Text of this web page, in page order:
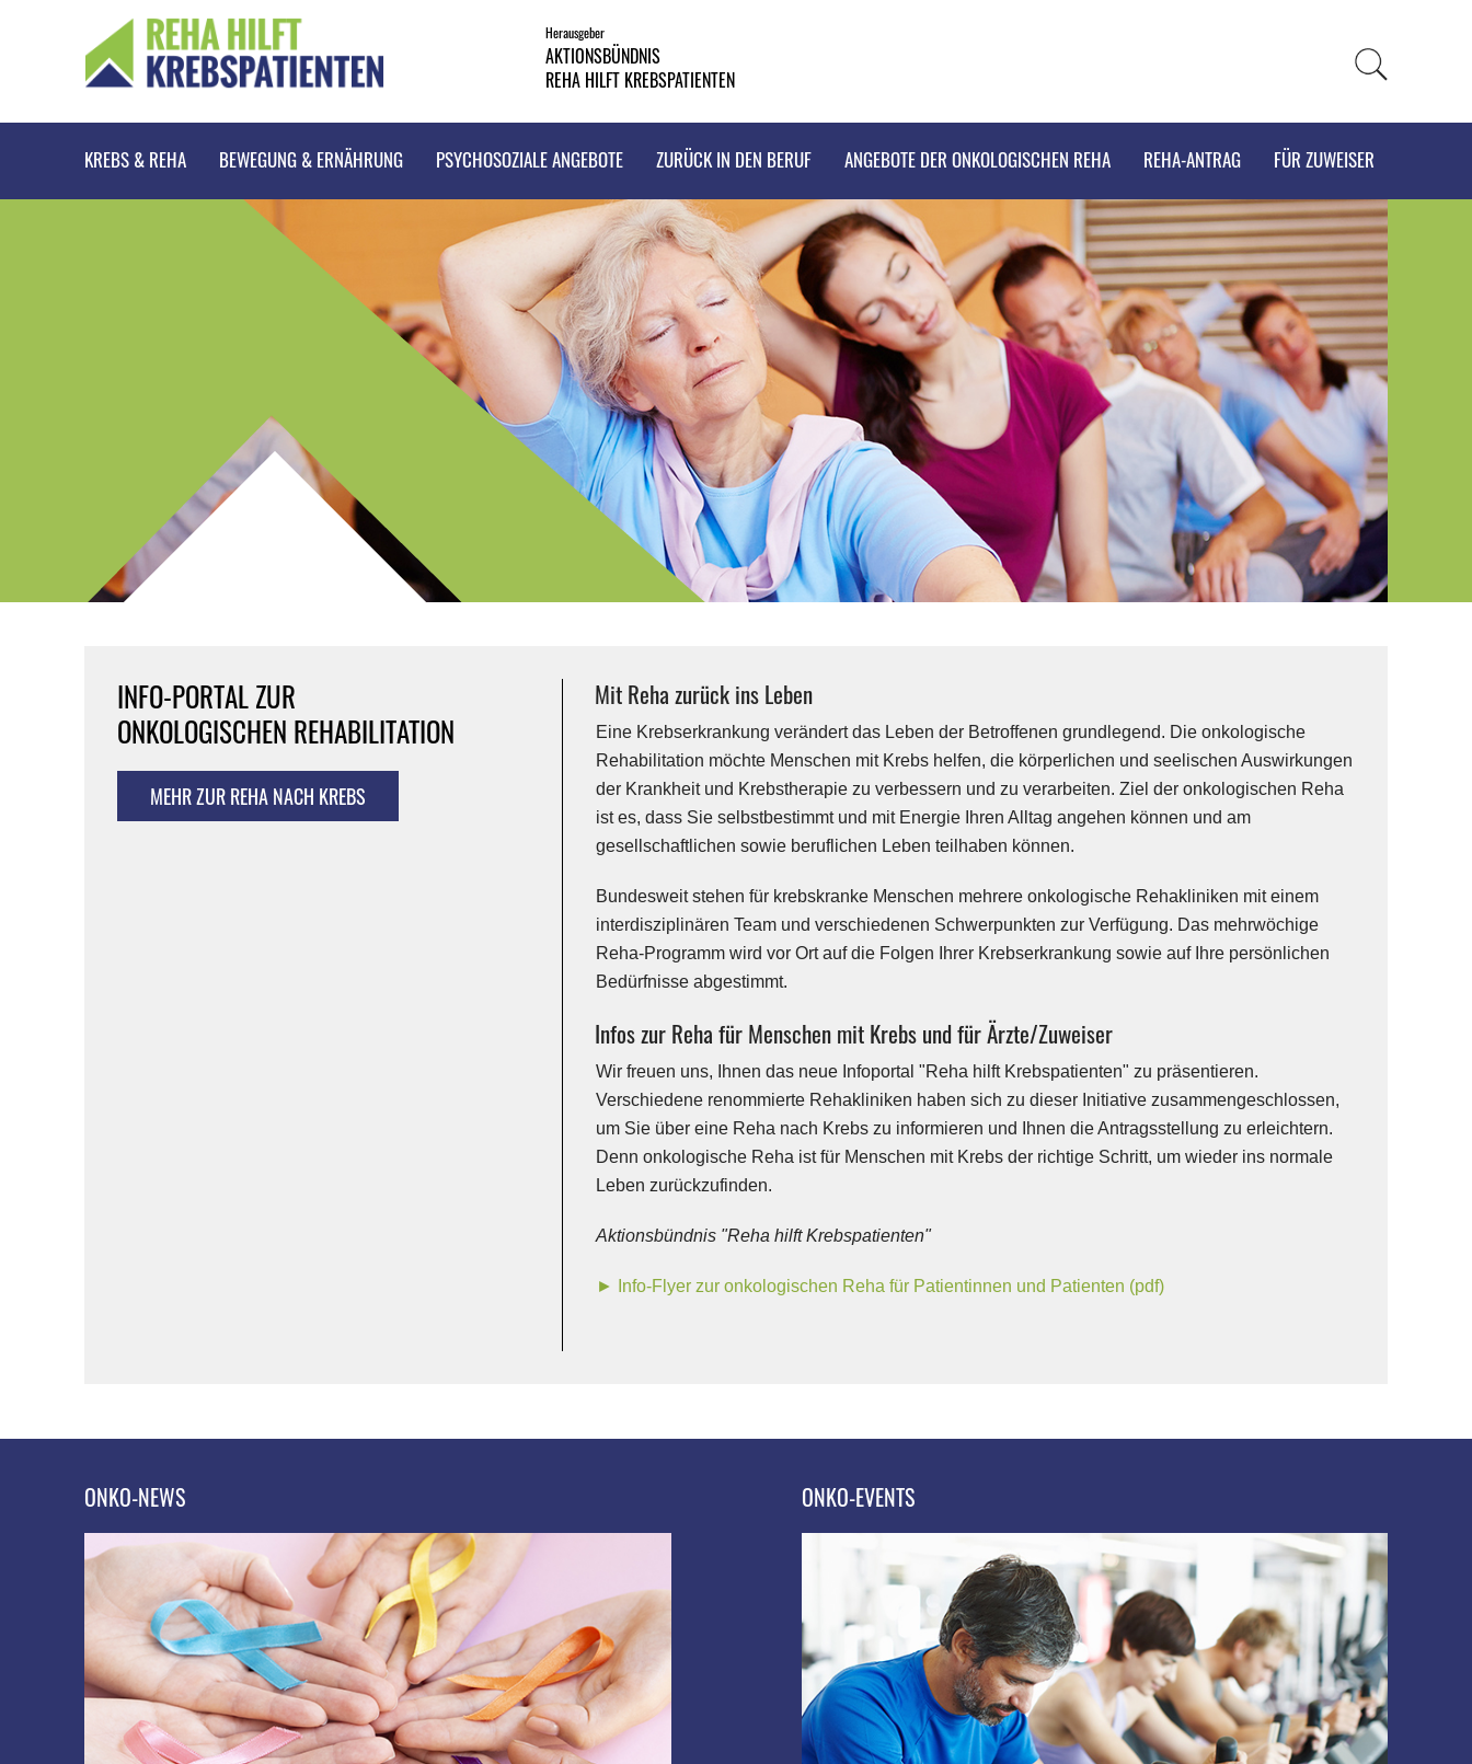
Herausgeber
AKTIONSBÜNDNIS
REHA HILFT KREBSPATIENTEN
KREBS & REHA BEWEGUNG & ERNÄHRUNG PSYCHOSOZIALE ANGEBOTE ZURÜCK IN DEN BERUF ANGEBOTE DER ONKOLOGISCHEN REHA REHA-ANTRAG FÜR ZUWEISER
INFO-PORTAL ZUR
ONKOLOGISCHEN REHABILITATION
MEHR ZUR REHA NACH KREBS
Mit Reha zurück ins Leben
Eine Krebserkrankung verändert das Leben der Betroffenen grundlegend. Die onkologische
Rehabilitation möchte Menschen mit Krebs helfen, die körperlichen und seelischen Auswirkungen
der Krankheit und Krebstherapie zu verbessern und zu verarbeiten. Ziel der onkologischen Reha
ist es, dass Sie selbstbestimmt und mit Energie Ihren Alltag angehen können und am
gesellschaftlichen sowie beruflichen Leben teilhaben können.
Bundesweit stehen für krebskranke Menschen mehrere onkologische Rehakliniken mit einem
interdisziplinären Team und verschiedenen Schwerpunkten zur Verfügung. Das mehrwöchige
Reha-Programm wird vor Ort auf die Folgen Ihrer Krebserkrankung sowie auf Ihre persönlichen
Bedürfnisse abgestimmt.
Infos zur Reha für Menschen mit Krebs und für Ärzte/Zuweiser
Wir freuen uns, Ihnen das neue Infoportal "Reha hilft Krebspatienten" zu präsentieren.
Verschiedene renommierte Rehakliniken haben sich zu dieser Initiative zusammengeschlossen,
um Sie über eine Reha nach Krebs zu informieren und Ihnen die Antragsstellung zu erleichtern.
Denn onkologische Reha ist für Menschen mit Krebs der richtige Schritt, um wieder ins normale
Leben zurückzufinden.
Aktionsbündnis "Reha hilft Krebspatienten"
► Info-Flyer zur onkologischen Reha für Patientinnen und Patienten (pdf)
ONKO-NEWS ONKO-EVENTS